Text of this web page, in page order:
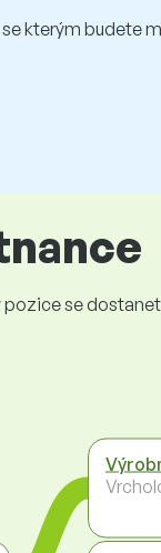
kterým budete
se